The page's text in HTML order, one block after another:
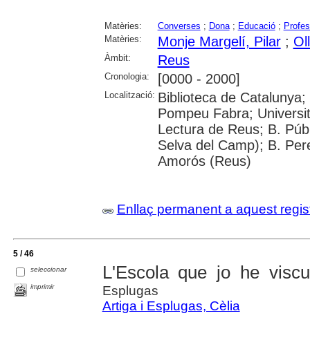
Matèries: Converses ; Dona; Educació;
Matèries:
Monje Margelí, Pilar;
Àmbit: Reus
Cronologia: [0000 - 2000]
Localització: Biblioteca de
Pompeu Fabra;
Lectura de Reus; B.
Selva del Camp); B.
Amorós (Reus)
Enllaç permanent a aquest
5 / 46
seleccionar
imprimir
L'Escola que jo he
Esplugas
Artiga i Esplugas, Cèlia